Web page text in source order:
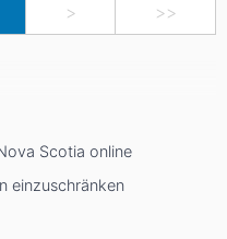
> >>
Scotia online
einzuschränken